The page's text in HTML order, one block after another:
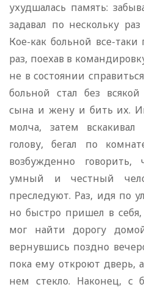
ухудшалась память:
задавал по нескольку
Кое-как больной все-
раз, поехав в
не в состоянии
больной стал без
сына и жену и бить их.
молча, затем
голову, бегал по
возбужденно
умный и честный
преследуют. Раз, идя по
но быстро пришел в
мог найти дорогу
вернувшись поздно
пока ему откроют дверь,
нем стекло. Наконец, с